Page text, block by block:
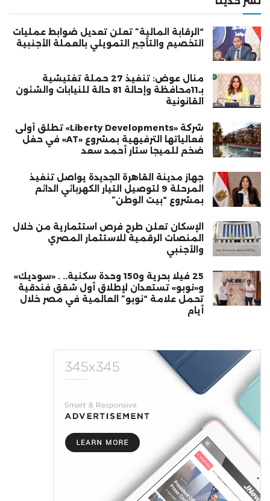
“الرقابة المالية” تعلن تعديل ضوابط عمليات
التخصيم والتأجير التمويلي بالعملة الأجنبية
منال عوض: تنفيذ 27 حملة تفتيشية
بـ11محافظة وإحالة 81 حالة للنيابات والشئون
القانونية
شركة «Liberty Developments» تطلق أولى
فعالياتها الترفيهية بمشروع «AT» في حفل
ضخم للميجا ستار أحمد سعد
جهاز مدينة القاهرة الجديدة يواصل تنفيذ
المرحلة 9 لتوصيل التيار الكهربائي الدائم
بمشروع “بيت الوطن”
الإسكان تعلن طرح فرص استثمارية من خلال
المنصات الرقمية للاستثمار المصري
والأجنبي
25 فيلا بحرية و150 وحدة سكنية.. . «سوديك»
و«نوبو» تستعدان لإطلاق أول شقق فندقية
تحمل علامة “نوبو” العالمية في مصر خلال
أيام